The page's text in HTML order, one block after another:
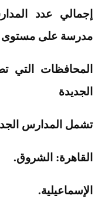
مدرسة على مستوى
المحافظات التي
الجديدة
تشمل المدارس
القاهرة: الشروق.
الإسماعيلية.